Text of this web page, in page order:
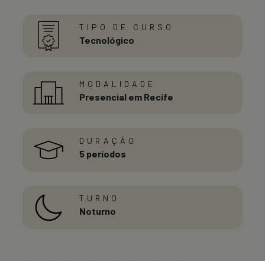
TIPO DE CURSO
Tecnológico
MODALIDADE
Presencial em Recife
DURAÇÃO
5 períodos
TURNO
Noturno